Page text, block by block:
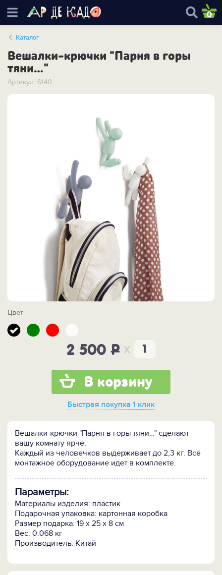
0
Каталог
Вешалки-крючки "Парня в горы
тяни…"
Артикул: 6140
Цвет
2 500P x
В корзину
Быстрая покупка 1 клик
Вешалки-крючки "Парня в горы тяни…" сделают
вашу комнату ярче.
Каждый из человечков выдерживает до 2,3 кг. Всё
монтажное оборудование идет в комплекте.
Параметры:
Материалы изделия: пластик
Подарочная упаковка: картонная коробка
Размер подарка: 19 х 25 х 8 см
Вес: 0.068 кг
Производитель: Китай